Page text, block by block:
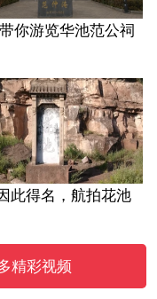
你游览华池范公祠
此得名，航拍花池
精彩视频